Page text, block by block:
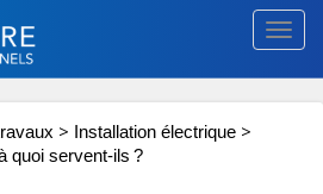
> Installation électrique >
quoi servent-ils ?